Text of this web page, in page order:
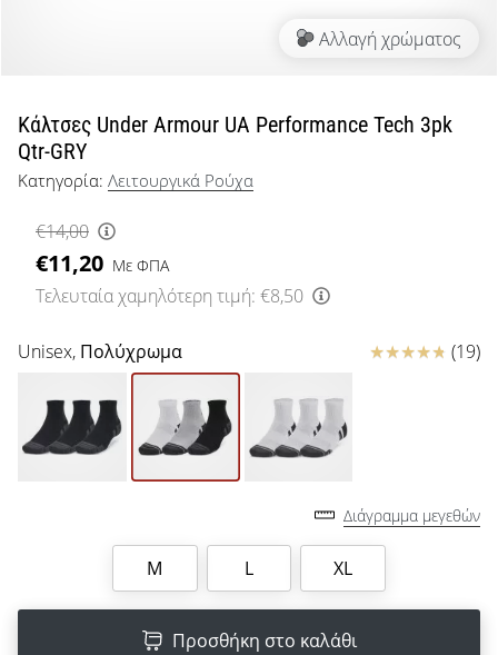
μπάσκετ
όπως
εμείς;
Έλα
μας
ως
πρεσβευτής
της
μας.
Εμφάνιση
Αλλαγή χρώματος
Κάλτσες Under Armour UA Performance Tech 3pk
Qtr-GRY
Κατηγορία: Λειτουργικά Ρούχα
€14,00
€11,20 Με ΦΠΑ
Τελευταία χαμηλότερη τιμή: €8,50
Unisex, Πολύχρωμα Κριτικές (19)
Διάγραμμα μεγεθών
M L XL
Προσθήκη στο καλάθι